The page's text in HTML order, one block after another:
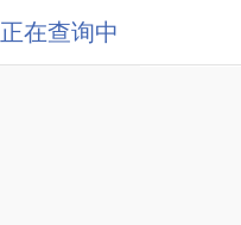
正在查询中